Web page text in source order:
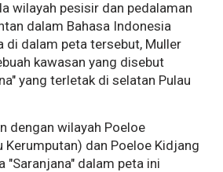
wilayah pesisir dan pedalaman
dalam Bahasa Indonesia
di dalam peta tersebut, Muller
kawasan yang disebut
yang terletak di selatan Pulau
dengan wilayah Poeloe
Kerumputan) dan Poeloe Kidjang
"Saranjana" dalam peta ini